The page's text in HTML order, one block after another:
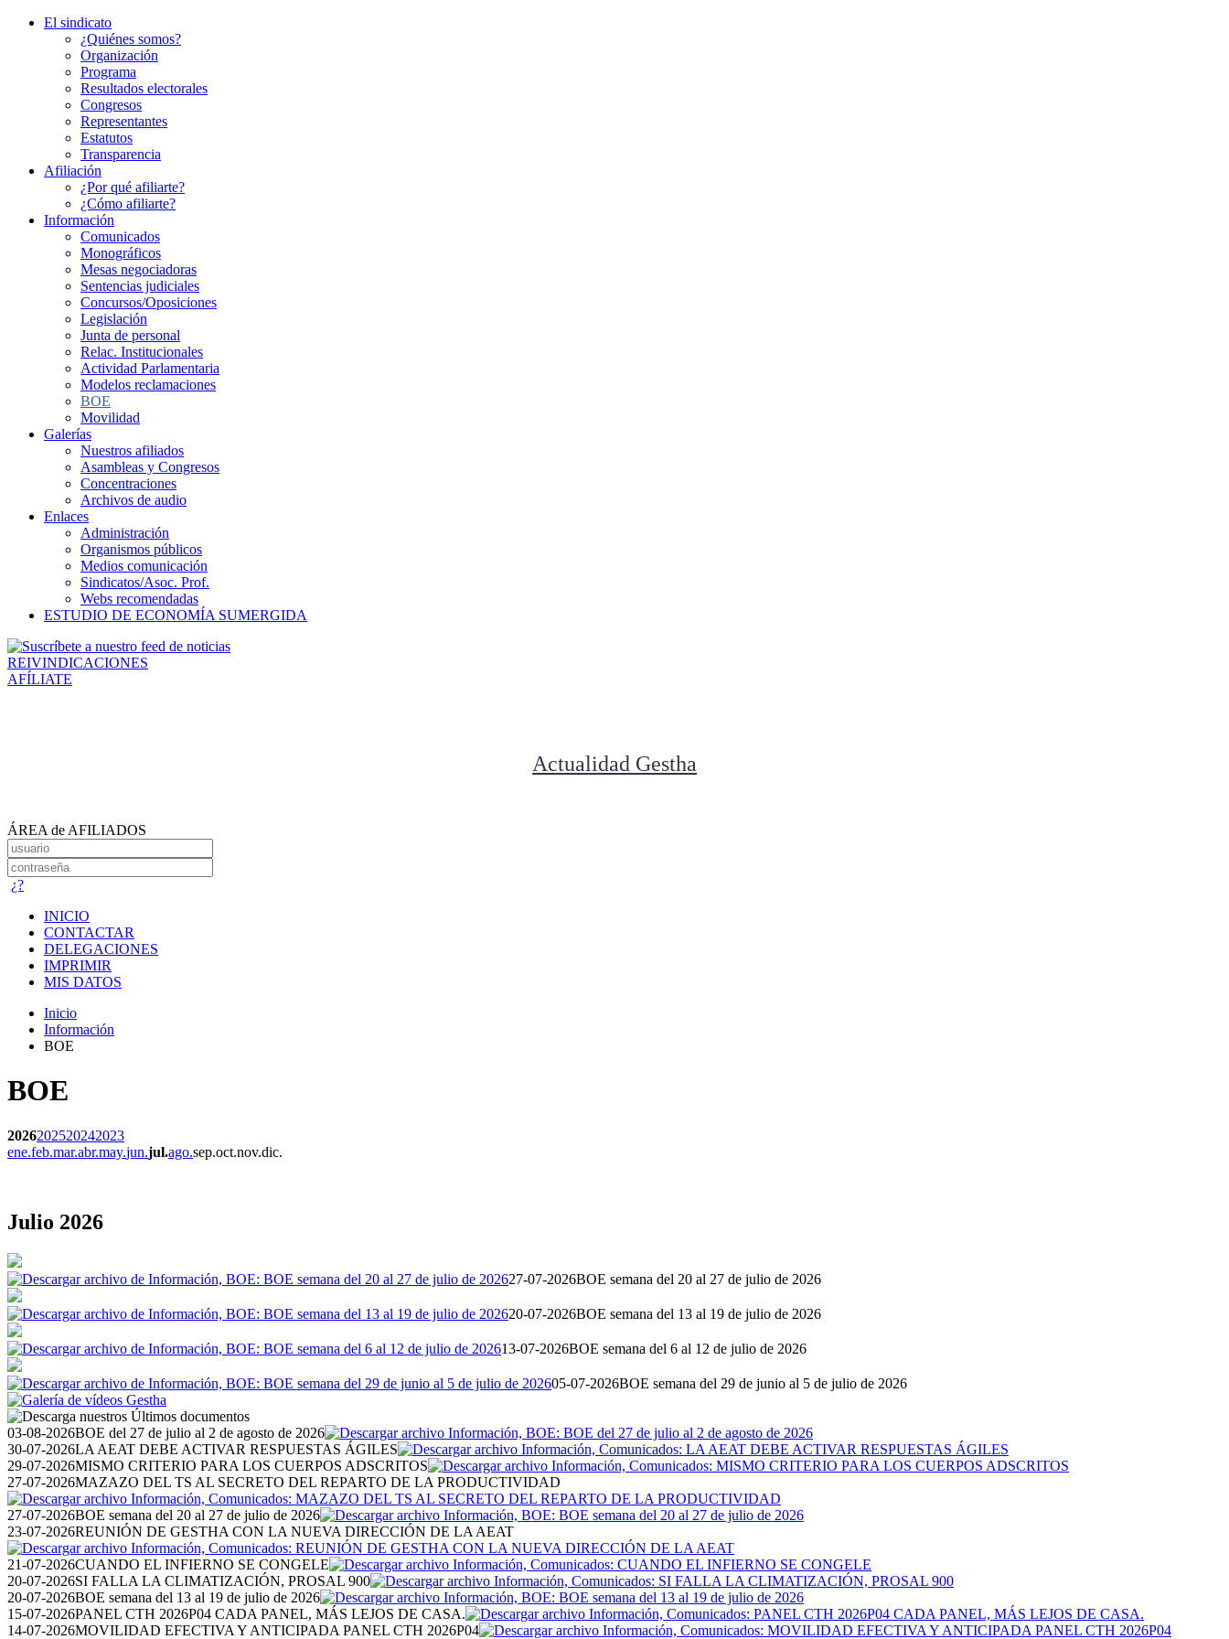
El sindicato
¿Quiénes somos?
Organización
Programa
Resultados electorales
Congresos
Representantes
Estatutos
Transparencia
Afiliación
¿Por qué afiliarte?
¿Cómo afiliarte?
Información
Comunicados
Monográficos
Mesas negociadoras
Sentencias judiciales
Concursos/Oposiciones
Legislación
Junta de personal
Relac. Institucionales
Actividad Parlamentaria
Modelos reclamaciones
BOE
Movilidad
Galerías
Nuestros afiliados
Asambleas y Congresos
Concentraciones
Archivos de audio
Enlaces
Administración
Organismos públicos
Medios comunicación
Sindicatos/Asoc. Prof.
Webs recomendadas
ESTUDIO DE ECONOMÍA SUMERGIDA
REIVINDICACIONES
AFÍLIATE
Actualidad Gestha
ÁREA de AFILIADOS
¿?
INICIO
CONTACTAR
DELEGACIONES
IMPRIMIR
MIS DATOS
Inicio
Información
BOE
BOE
2026202520242023
ene.feb.mar.abr.may.jun.jul.ago.sep.oct.nov.dic.
Julio 2026
27-07-2026BOE semana del 20 al 27 de julio de 2026
20-07-2026BOE semana del 13 al 19 de julio de 2026
13-07-2026BOE semana del 6 al 12 de julio de 2026
05-07-2026BOE semana del 29 de junio al 5 de julio de 2026
03-08-2026BOE del 27 de julio al 2 de agosto de 2026
30-07-2026LA AEAT DEBE ACTIVAR RESPUESTAS ÁGILES
29-07-2026MISMO CRITERIO PARA LOS CUERPOS ADSCRITOS
27-07-2026MAZAZO DEL TS AL SECRETO DEL REPARTO DE LA PRODUCTIVIDAD
27-07-2026BOE semana del 20 al 27 de julio de 2026
23-07-2026REUNIÓN DE GESTHA CON LA NUEVA DIRECCIÓN DE LA AEAT
21-07-2026CUANDO EL INFIERNO SE CONGELE
20-07-2026SI FALLA LA CLIMATIZACIÓN, PROSAL 900
20-07-2026BOE semana del 13 al 19 de julio de 2026
15-07-2026PANEL CTH 2026P04 CADA PANEL, MÁS LEJOS DE CASA.
14-07-2026MOVILIDAD EFECTIVA Y ANTICIPADA PANEL CTH 2026P04